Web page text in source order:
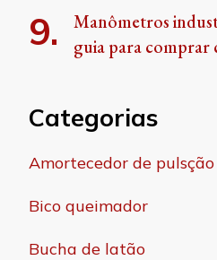
Manômetros
guia para comprar
Categorias
Amortecedor de pulsção
Bico queimador
Bucha de latão